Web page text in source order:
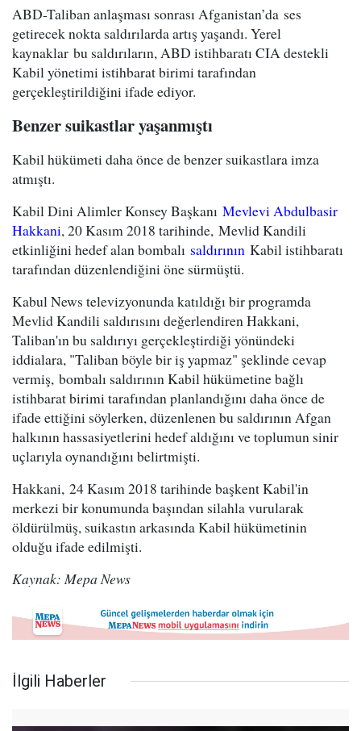
ABD-Taliban anlaşması sonrası Afganistan’da ses
getirecek nokta saldırılarda artış yaşandı. Yerel
kaynaklar bu saldırıların, ABD istihbaratı CIA destekli
Kabil yönetimi istihbarat birimi tarafından
gerçekleştirildiğini ifade ediyor.
Benzer suikastlar yaşanmıştı
Kabil hükümeti daha önce de benzer suikastlara imza
atmıştı.
Kabil Dini Alimler Konsey Başkanı Mevlevi Abdulbasir
Hakkani, 20 Kasım 2018 tarihinde, Mevlid Kandili
etkinliğini hedef alan bombalı saldırının Kabil istihbaratı
tarafından düzenlendiğini öne sürmüştü.
Kabul News televizyonunda katıldığı bir programda
Mevlid Kandili saldırısını değerlendiren Hakkani,
Taliban'ın bu saldırıyı gerçekleştirdiği yönündeki
iddialara, "Taliban böyle bir iş yapmaz" şeklinde cevap
vermiş, bombalı saldırının Kabil hükümetine bağlı
istihbarat birimi tarafından planlandığını daha önce de
ifade ettiğini söylerken, düzenlenen bu saldırının Afgan
halkının hassasiyetlerini hedef aldığını ve toplumun sinir
uçlarıyla oynandığını belirtmişti.
Hakkani, 24 Kasım 2018 tarihinde başkent Kabil'in
merkezi bir konumunda başından silahla vurularak
öldürülmüş, suikastın arkasında Kabil hükümetinin
olduğu ifade edilmişti.
Kaynak: Mepa News
İlgili Haberler